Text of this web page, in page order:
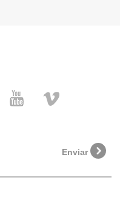
Enviar